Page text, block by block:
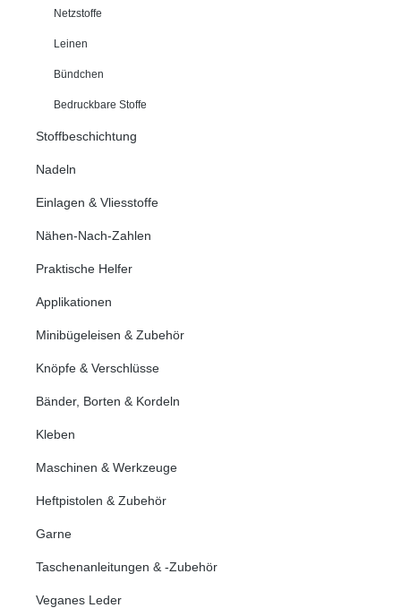
Netzstoffe
Leinen
Bündchen
Bedruckbare Stoffe
Stoffbeschichtung
Nadeln
Einlagen & Vliesstoffe
Nähen-Nach-Zahlen
Praktische Helfer
Applikationen
Minibügeleisen & Zubehör
Knöpfe & Verschlüsse
Bänder, Borten & Kordeln
Kleben
Maschinen & Werkzeuge
Heftpistolen & Zubehör
Garne
Taschenanleitungen & -Zubehör
Veganes Leder